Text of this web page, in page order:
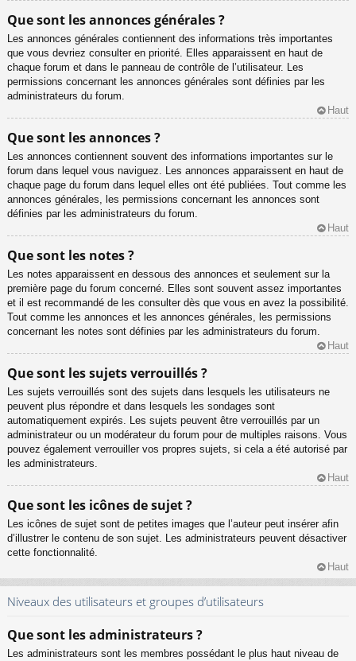
Que sont les annonces générales ?
Les annonces générales contiennent des informations très importantes
que vous devriez consulter en priorité. Elles apparaissent en haut de
chaque forum et dans le panneau de contrôle de l’utilisateur. Les
permissions concernant les annonces générales sont définies par les
administrateurs du forum.
Haut
Que sont les annonces ?
Les annonces contiennent souvent des informations importantes sur le
forum dans lequel vous naviguez. Les annonces apparaissent en haut de
chaque page du forum dans lequel elles ont été publiées. Tout comme les
annonces générales, les permissions concernant les annonces sont
définies par les administrateurs du forum.
Haut
Que sont les notes ?
Les notes apparaissent en dessous des annonces et seulement sur la
première page du forum concerné. Elles sont souvent assez importantes
et il est recommandé de les consulter dès que vous en avez la possibilité.
Tout comme les annonces et les annonces générales, les permissions
concernant les notes sont définies par les administrateurs du forum.
Haut
Que sont les sujets verrouillés ?
Les sujets verrouillés sont des sujets dans lesquels les utilisateurs ne
peuvent plus répondre et dans lesquels les sondages sont
automatiquement expirés. Les sujets peuvent être verrouillés par un
administrateur ou un modérateur du forum pour de multiples raisons. Vous
pouvez également verrouiller vos propres sujets, si cela a été autorisé par
les administrateurs.
Haut
Que sont les icônes de sujet ?
Les icônes de sujet sont de petites images que l’auteur peut insérer afin
d’illustrer le contenu de son sujet. Les administrateurs peuvent désactiver
cette fonctionnalité.
Haut
Niveaux des utilisateurs et groupes d’utilisateurs
Que sont les administrateurs ?
Les administrateurs sont les membres possédant le plus haut niveau de